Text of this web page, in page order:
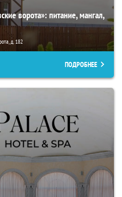
ворота»: питание, мангал,
д. 182
ПОДРОБНЕЕ